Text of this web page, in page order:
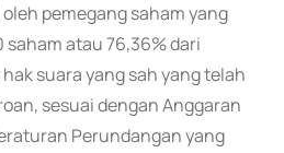
pemegang saham yang
atau 76,36% dari
suara yang sah yang telah
sesuai dengan Anggaran
Perundangan yang